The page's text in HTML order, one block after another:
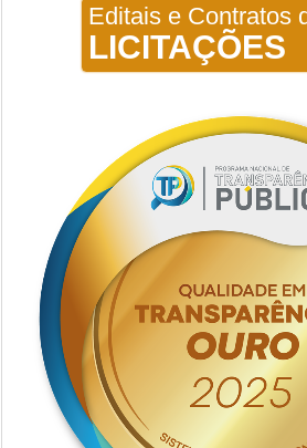
Editais e Contratos
LICITAÇÕES